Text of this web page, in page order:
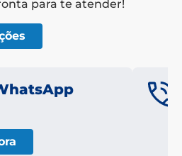
para te atender!